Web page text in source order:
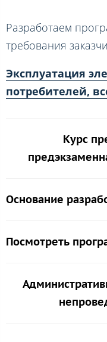
Разработаем
требования
Эксплуатация
потребителей,
Курс
Основание
Посмотреть